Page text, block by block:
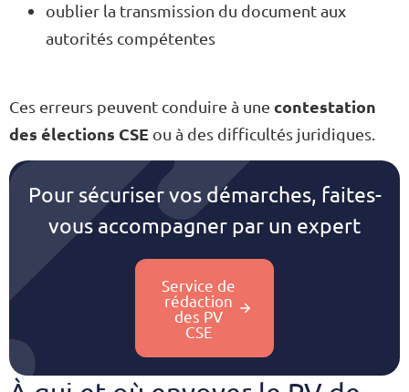
oublier la transmission du document aux
autorités compétentes
Ces erreurs peuvent conduire à une contestation
des élections CSE ou à des difficultés juridiques.
Pour sécuriser vos démarches, faites-
vous accompagner par un expert
Service de
rédaction
des PV
CSE